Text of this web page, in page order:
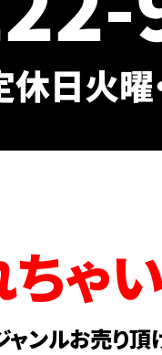
日火曜
ゃ
ンルお売り頂